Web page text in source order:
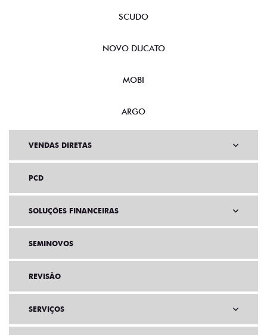
SCUDO
NOVO DUCATO
MOBI
ARGO
VENDAS DIRETAS
PCD
SOLUÇÕES FINANCEIRAS
SEMINOVOS
REVISÃO
SERVIÇOS